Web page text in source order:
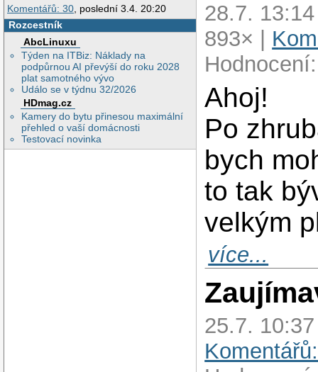
Komentářů: 30 , poslední 3.4. 20:20
Rozcestník
AbcLinuxu
Týden na ITBiz: Náklady na
podpůrnou AI převýší do roku 2028
plat samotného vývo
Událo se v týdnu 32/2026
HDmag.cz
Kamery do bytu přinesou maximální
přehled o vaší domácnosti
Testovací novinka
28.7.
893× |
Ahoj!
Po
bych
to tak
velkým
více...
25.7.